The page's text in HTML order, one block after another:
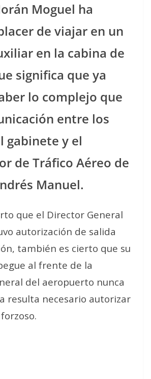
Moguel ha
de viajar en un
en la cabina de
significa que ya
lo complejo que
entre los
gabinete y el
de Tráfico Aéreo de
Manuel.
que el Director General
autorización de salida
también es cierto que su
al frente de la
del aeropuerto nunca
resulta necesario autorizar